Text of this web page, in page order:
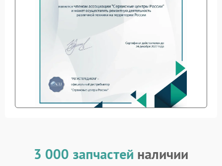
3 000 запчастей наличии